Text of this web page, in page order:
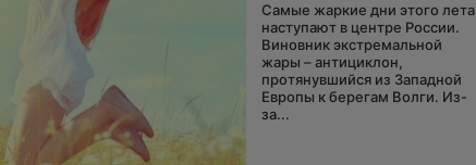
Самые жаркие дни этого лета
наступают в центре России.
Виновник экстремальной
жары – антициклон,
протянувшийся из Западной
Европы к берегам Волги. Из-
за...